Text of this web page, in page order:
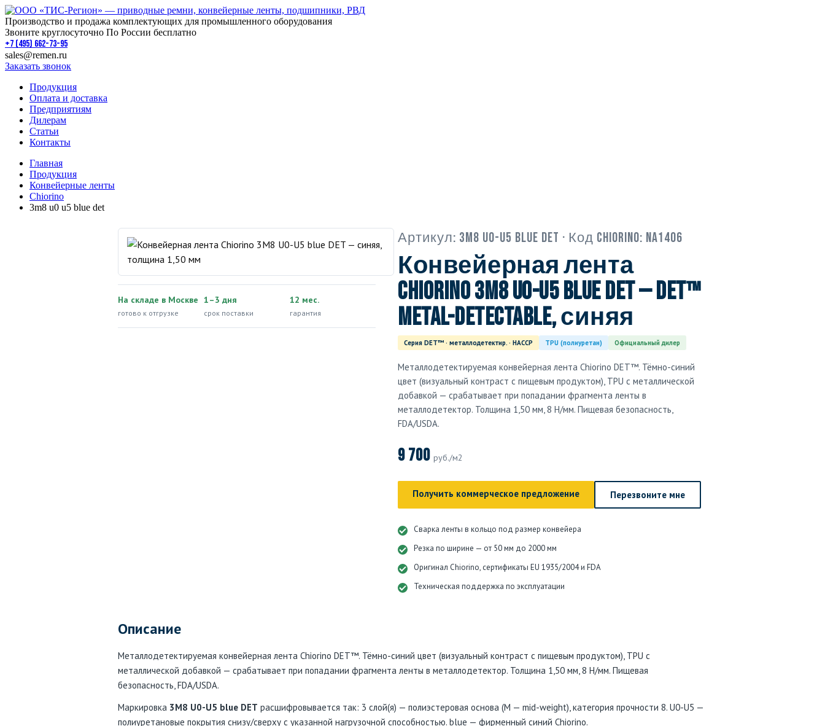
Производство и продажа комплектующих для промышленного оборудования
Звоните круглосуточно По России бесплатно
+7 (495) 662-73-95
sales@remen.ru
Заказать звонок
Продукция
Оплата и доставка
Предприятиям
Дилерам
Статьи
Контакты
Главная
Продукция
Конвейерные ленты
Chiorino
3m8 u0 u5 blue det
На складе в Москве
готово к отгрузке
1–3 дня
срок поставки
12 мес.
гарантия
Артикул: 3M8 U0-U5 blue DET · Код Chiorino: NA1406
Конвейерная лента
Chiorino 3M8 U0-U5 blue DET — DET™
metal-detectable, синяя
Серия DET™ · металлодетектир. · HACCP TPU (полиуретан) Официальный дилер
Металлодетектируемая конвейерная лента Chiorino DET™. Тёмно-синий
цвет (визуальный контраст с пищевым продуктом), TPU с металлической
добавкой — срабатывает при попадании фрагмента ленты в
металлодетектор. Толщина 1,50 мм, 8 Н/мм. Пищевая безопасность,
FDA/USDA.
9 700 руб./м2
Получить коммерческое предложение Перезвоните мне
Сварка ленты в кольцо под размер конвейера
Резка по ширине — от 50 мм до 2000 мм
Оригинал Chiorino, сертификаты EU 1935/2004 и FDA
Техническая поддержка по эксплуатации
Описание
Металлодетектируемая конвейерная лента Chiorino DET™. Тёмно-синий цвет (визуальный контраст с пищевым продуктом), TPU с
металлической добавкой — срабатывает при попадании фрагмента ленты в металлодетектор. Толщина 1,50 мм, 8 Н/мм. Пищевая
безопасность, FDA/USDA.
Маркировка 3M8 U0-U5 blue DET расшифровывается так: 3 слой(я) — полиэстеровая основа (M — mid-weight), категория прочности 8. U0-U5 —
полиуретановые покрытия снизу/сверху с указанной нагрузочной способностью. blue — фирменный синий Chiorino.